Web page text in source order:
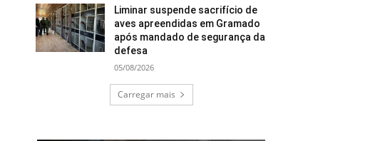
Liminar suspende sacrifício de
aves apreendidas em Gramado
após mandado de segurança da
defesa
05/08/2026
Carregar mais